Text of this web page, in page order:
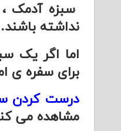
سبزه آدمک
نداشته باشند.
اما اگر یک
برای سفره ی
درست کردن
مشاهده می